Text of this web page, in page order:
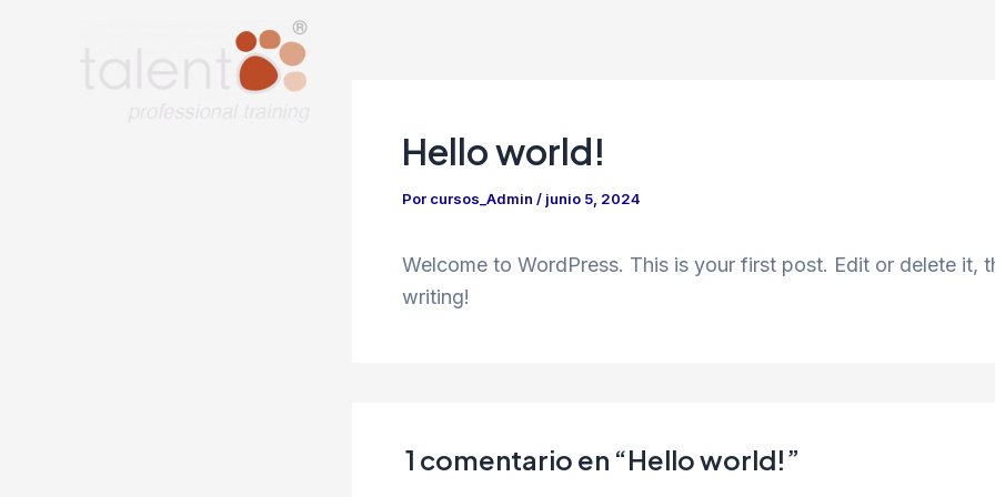
Hello world!
Por cursos_Admin / junio 5, 2024
Welcome to WordPress. This is your first post. Edit or delete it,
writing!
1 comentario en “Hello world!”